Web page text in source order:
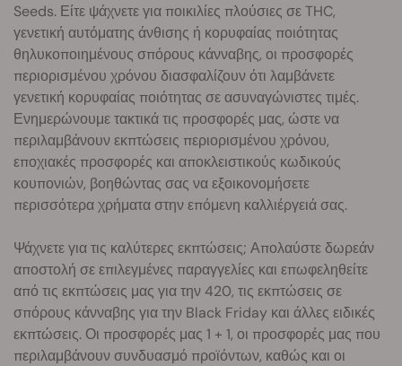
Seeds. Είτε ψάχνετε για ποικιλίες πλούσιες σε THC,
γενετική αυτόματης άνθισης ή κορυφαίας ποιότητας
θηλυκοποιημένους σπόρους κάνναβης, οι προσφορές
περιορισμένου χρόνου διασφαλίζουν ότι λαμβάνετε
γενετική κορυφαίας ποιότητας σε ασυναγώνιστες τιμές.
Ενημερώνουμε τακτικά τις προσφορές μας, ώστε να
περιλαμβάνουν εκπτώσεις περιορισμένου χρόνου,
εποχιακές προσφορές και αποκλειστικούς κωδικούς
κουπονιών, βοηθώντας σας να εξοικονομήσετε
περισσότερα χρήματα στην επόμενη καλλιέργειά σας.
Ψάχνετε για τις καλύτερες εκπτώσεις; Απολαύστε δωρεάν
αποστολή σε επιλεγμένες παραγγελίες και επωφεληθείτε
από τις εκπτώσεις μας για την 420, τις εκπτώσεις σε
σπόρους κάνναβης για την Black Friday και άλλες ειδικές
εκπτώσεις. Οι προσφορές μας 1 + 1, οι προσφορές μας που
περιλαμβάνουν συνδυασμό προϊόντων, καθώς και οι